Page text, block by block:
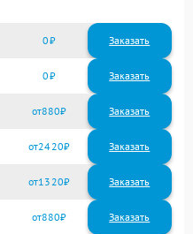
0 Заказать
0 Заказать
880
2420
1320
880